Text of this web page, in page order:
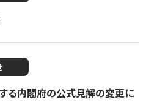
る内閣府の公式見解の変更に